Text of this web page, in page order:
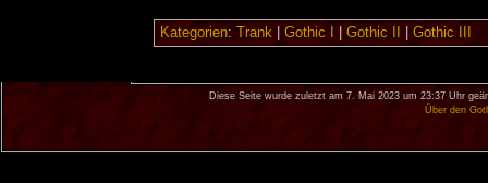
Kategorien: Trank| Gothic I Gothic II Gothic III
Diese Seite wurde zuletzt am 7. Mai 2023 um 23:37 Uhr
Über den